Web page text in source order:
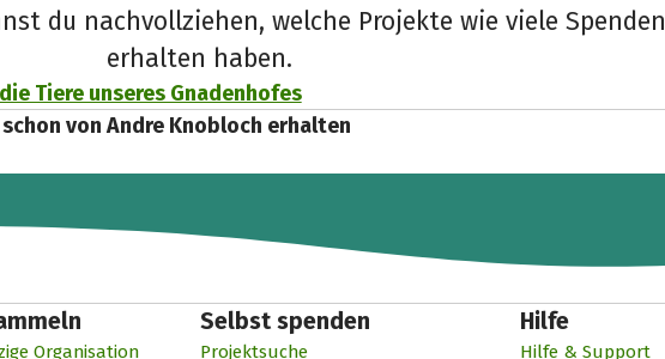
du nachvollziehen, welche Projekte wie viele Spenden
erhalten haben.
Tiere unseres Gnadenhofes
von Andre Knobloch erhalten
Organisation
Selbst spenden
Projektsuche
Hilfe
Hilfe & Support